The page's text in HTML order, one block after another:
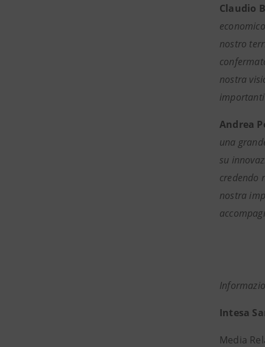
Claudio
nostro
nostra
importanti
Andrea
una
su
credendo
nostra
Intesa
Media